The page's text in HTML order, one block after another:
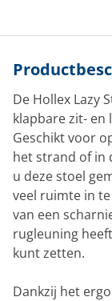
De Hollex Lazy
klapbare zit- en
Geschikt voor
het strand of in
u deze stoel
veel ruimte in
van een
rugleuning
kunt zetten.
Dankzij het